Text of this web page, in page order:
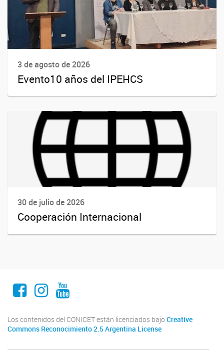
3 de agosto de 2026
Evento10 años del IPEHCS
30 de julio de 2026
Cooperación Internacional
Facebook
Instagram
Youtube
Los contenidos del CONICET están licenciados bajo Creative
Commons Reconocimiento 2.5 Argentina License